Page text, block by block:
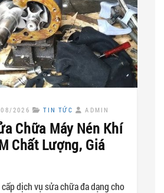
2026 TIN TỨC ADMIN
Chữa Máy Nén Khí
Chất Lượng, Giá
dịch vụ sửa chữa đa dạng cho